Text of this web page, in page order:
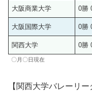
大阪商業大学 0勝
大阪国際大学 0勝
関西大学 0勝
〇月〇日現在
【関西大学バレーリー